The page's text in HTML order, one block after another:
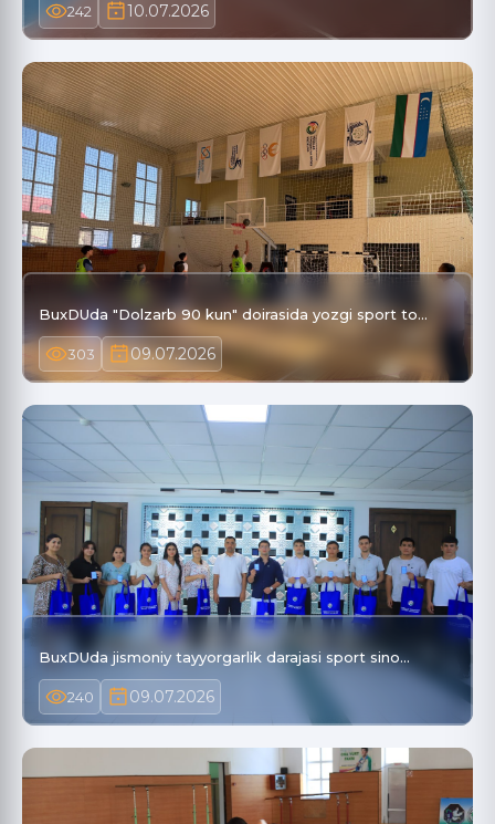
242 10.07.2026
BuxDUda "Dolzarb 90 kun" doirasida yozgi sport to…
303 09.07.2026
BuxDUda jismoniy tayyorgarlik darajasi sport sino…
240 09.07.2026